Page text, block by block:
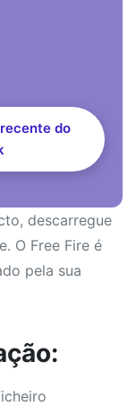
do
descarregue
O Free Fire é
pela sua